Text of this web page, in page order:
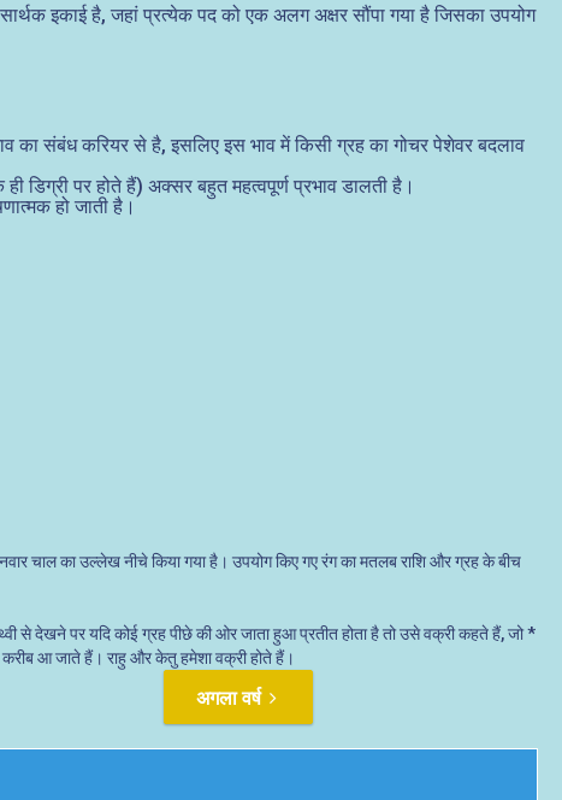
इकाई है, जहां प्रत्येक पद को एक अलग अक्षर सौंपा गया है जिसका उपयोग
का संबंध करियर से है, इसलिए इस भाव में किसी ग्रह का गोचर पेशेवर बदलाव
पर होते हैं) अक्सर बहुत महत्वपूर्ण प्रभाव डालती है।
हो जाती है।
चाल का उल्लेख नीचे किया गया है। उपयोग किए गए रंग का मतलब राशि और ग्रह के बीच
से देखने पर यदि कोई ग्रह पीछे की ओर जाता हुआ प्रतीत होता है तो उसे वक्री कहते हैं, जो *
करीब आ जाते हैं। राहु और केतु हमेशा वक्री होते हैं।
अगला वर्ष